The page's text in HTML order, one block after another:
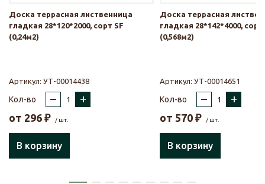
Доска террасная лиственница
гладкая 28*120*2000, сорт SF
(0,24м2)
Артикул: УТ-00014438
Кол-во – +
от 296 ₽ / шт.
В корзину
Доска террасная
гладкая 28*142*4000,
(0,568м2)
Артикул: УТ-00014651
Кол-во – +
от 570 ₽ / шт.
В корзину